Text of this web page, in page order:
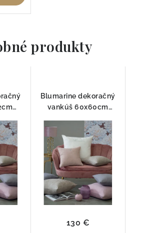
produkty
Blumarine dekoračný
vankúš 60x60cm
Swarovski®
130 €